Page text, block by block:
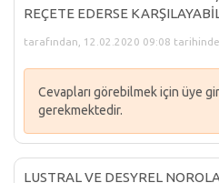
REÇETE EDERSE
tarafından, 12.02.2020 09:08
Cevapları görebilmek için üye
gerekmektedir.
LUSTRAL VE DESYREL